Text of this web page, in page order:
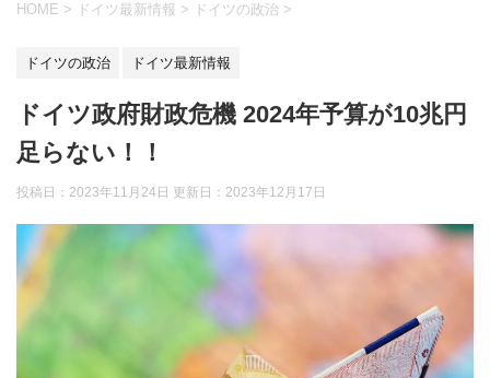
HOME > ドイツ最新情報 > ドイツの政治 >
ドイツの政治 ドイツ最新情報
ドイツ政府財政危機 2024年予算が10兆円
足らない！！
投稿日：2023年11月24日 更新日： 2023年12月17日